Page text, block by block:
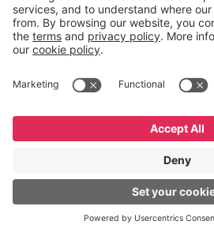
Memphis
Eduardo Ribeiro
CEO
uma solução 360°, que
logística reversa.
verificar, analisar,
reintegrar